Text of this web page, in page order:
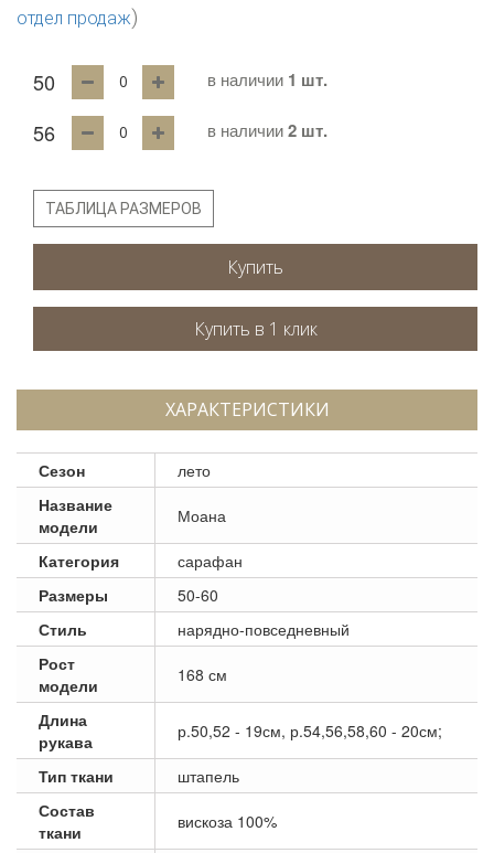
отдел продаж)
50 в наличии 1 шт.
56 в наличии2 шт.
ТАБЛИЦА РАЗМЕРОВ
Купить
ХАРАКТЕРИСТИКИ
Сезон
лето
Название
модели
Моана
Категория
сарафан
Размеры
50-60
Стиль
нарядно-повседневный
Рост
модели
168 см
Длина
рукава
р.50,52 - 19см, р.54,56,58,60 - 20см;
Тип ткани
штапель
Состав
ткани
вискоза 100%